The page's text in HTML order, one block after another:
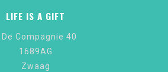
LIFE IS A GIFT
De Compagnie 40
1689AG
Zwaag